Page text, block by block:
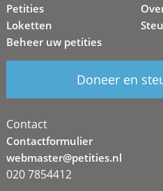
Petities
Loketten
Beheer uw petities
Doneer en
Contact
Contactformulier
webmaster@petities.nl
020 7854412